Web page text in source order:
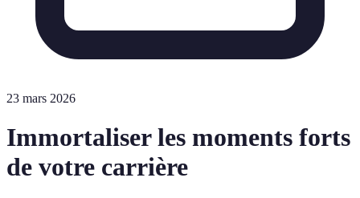
23 mars 2026
Immortaliser les moments forts
de votre carrière